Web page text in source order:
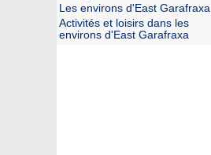
Les environs d'East Garafraxa
Activités et loisirs dans les
environs d'East Garafraxa